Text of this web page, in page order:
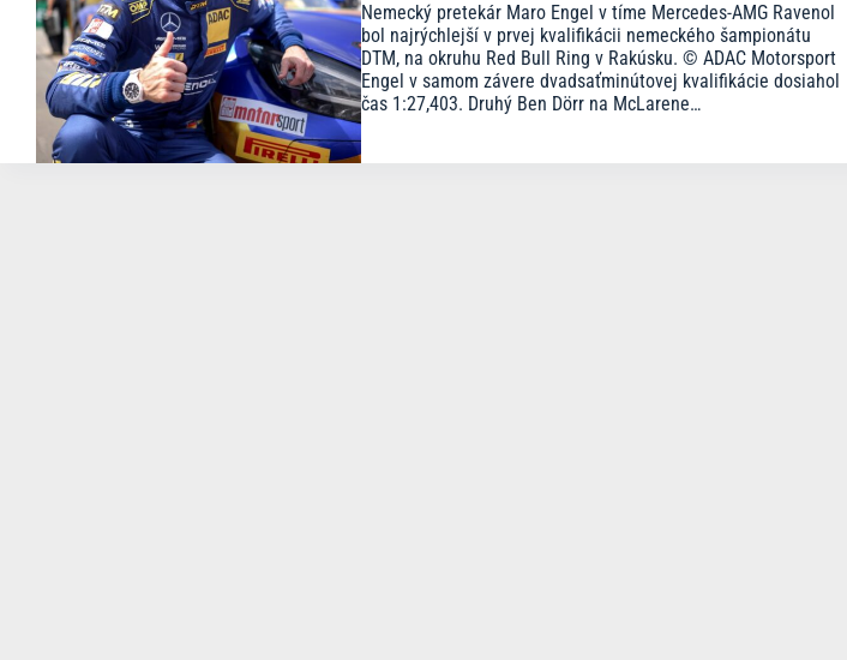
Nemecký pretekár Maro Engel v tíme Mercedes-AMG Ravenol
bol najrýchlejší v prvej kvalifikácii nemeckého šampionátu
DTM, na okruhu Red Bull Ring v Rakúsku. © ADAC Motorsport
Engel v samom závere dvadsaťminútovej kvalifikácie dosiahol
čas 1:27,403. Druhý Ben Dörr na McLarene…